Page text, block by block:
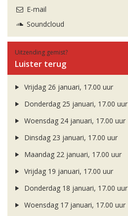
E-mail
Soundcloud
Uitzending gemist?
Luister terug
Vrijdag 26 januari, 17.00 uur
Donderdag 25 januari, 17.00 uur
Woensdag 24 januari, 17.00 uur
Dinsdag 23 januari, 17.00 uur
Maandag 22 januari, 17.00 uur
Vrijdag 19 januari, 17.00 uur
Donderdag 18 januari, 17.00 uur
Woensdag 17 januari, 17.00 uur